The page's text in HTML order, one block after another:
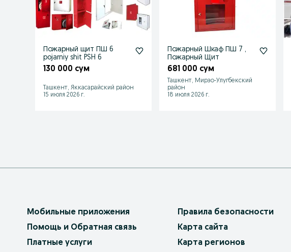
Пожарный щит ПШ 6
pojarniy shit PSH 6
130 000 сум
Ташкент, Яккасарайский район
15 июля 2026 г.
Пожарный Шкаф ПШ 7 ,
Пожарный Щит
681 000 сум
Ташкент, Мирзо-Улугбекский
район
18 июля 2026 г.
Мобильные приложения
Помощь и Обратная связь
Платные услуги
Правила безопасности
Карта сайта
Карта регионов